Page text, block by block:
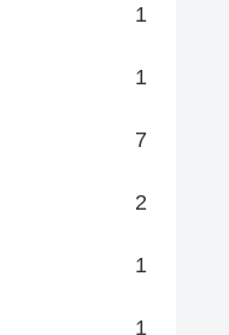
1
1
7
2
1
1